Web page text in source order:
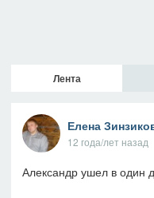
Лента
Елена
12 года/лет назад
Александр ушел в один